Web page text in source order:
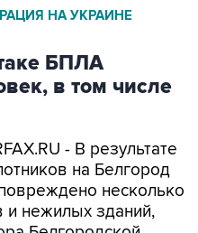
НА УКРАИНЕ
БПЛА
в том числе
- В результате
на Белгород
несколько
и нежилых зданий,